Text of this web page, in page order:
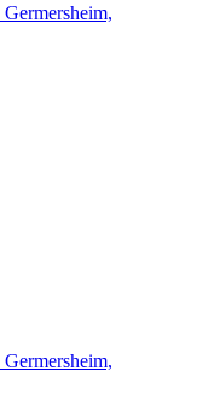
Germersheim,
Germersheim,